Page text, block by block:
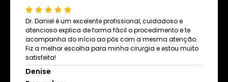
Dr. Daniel é um excelente profissional, cuidadoso e
atencioso explica de forma fácil o procedimento e te
acompanha do início ao pós com a mesma atenção.
Fiz a melhor escolha para minha cirurgia e estou muito
satisfeita!
Denise